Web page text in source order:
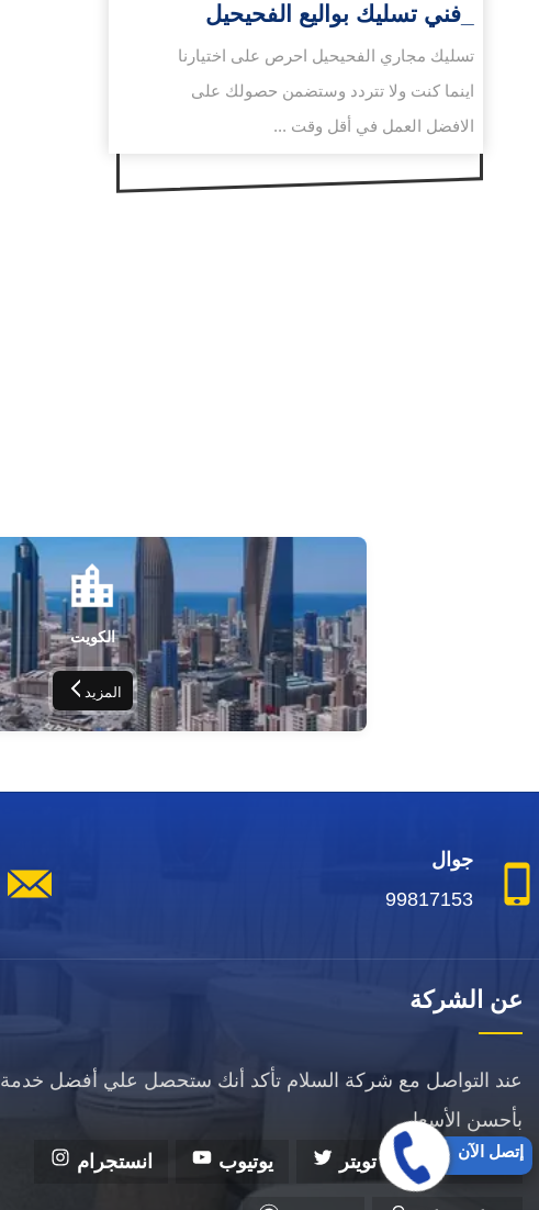
_فني تسليك بواليع الفحيحيل
تسليك مجاري الفحيحيل احرص على اختيارنا
اينما كنت ولا تتردد وستضمن حصولك على
الافضل العمل في أقل وقت ...
الكويت
المزيد
جوال
99817153
عن الشركة
عند التواصل مع شركة السلام تأكد أنك ستحصل علي أفضل خدمة
بأحسن الأسعار.
فيسبوك
تويتر يوتيوب انستجرام إتصل الآن